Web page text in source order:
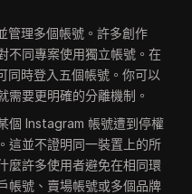
管理多個帳號。許多創作
不同專案使用獨立帳號。在
同時登入五個帳號。你可以
需要更明確的分離機制。
個 Instagram 帳號遭到停權
這並不證明同一裝置上的所
麼許多使用者避免在相同環
帳號、賣場帳號或多個品牌